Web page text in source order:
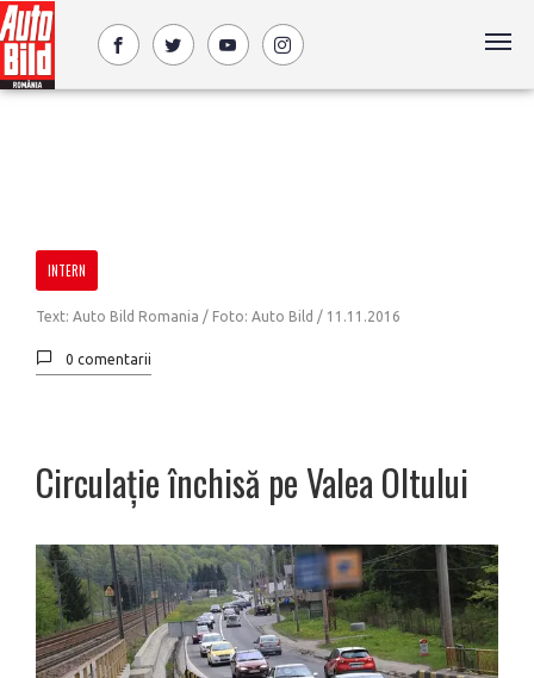
INTERN
Text: Auto Bild Romania / Foto: Auto Bild / 11.11.2016
0 comentarii
Circulație închisă pe Valea Oltului